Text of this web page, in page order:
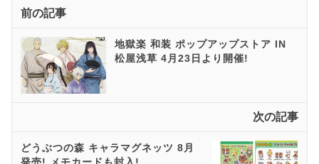
前の記事
地獄楽 和装 ポップアップストア IN
松屋浅草 4月23日より開催!
次の記事
どうぶつの森 キャラマグネッツ 8月